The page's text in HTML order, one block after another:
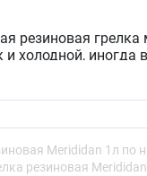
резиновая
и холодной, иногда
куски льда.
время года,
подкладывают
случаях
разовымMerididan 1л по
резиновая